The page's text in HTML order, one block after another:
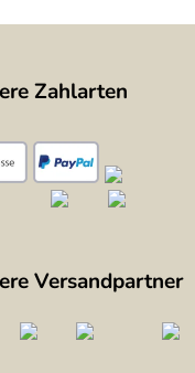
Zahlarten
Versandpartner